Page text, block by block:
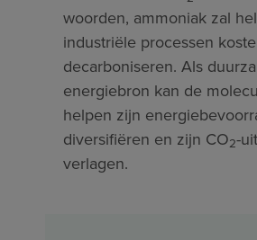
woorden, ammoniak zal
industriële processen
decarboniseren. Als
energiebron kan de
helpen zijn
diversifiëren en zijn CO2-
verlagen.